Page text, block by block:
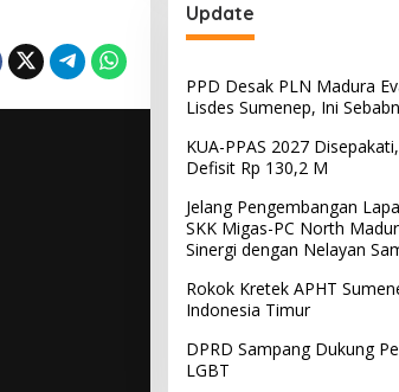
Update
PPD Desak PLN Madura
Lisdes Sumenep, Ini
KUA-PPAS 2027
Defisit Rp 130,2 M
Jelang Pengembangan
SKK Migas-PC North
Sinergi dengan Nelayan
Rokok Kretek APHT
Indonesia Timur
DPRD Sampang Dukung
LGBT